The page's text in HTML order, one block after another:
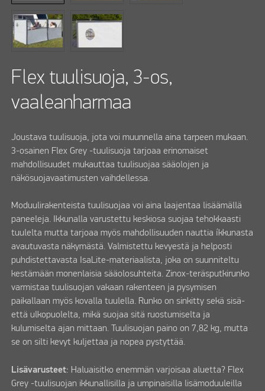
Flex tuulisuoja, 3-os,
vaaleanharmaa
Joustava tuulisuoja, jota voi muunnella aina tarpeen mukaan.
3-osainen Flex Grey -tuulisuoja tarjoaa erinomaiset
mahdollisuudet mukauttaa tuulisuojaa sääolojen ja
näkösuojavaatimusten vaihdellessa.
Moduulirakenteista tuulisuojaa voi aina laajentaa lisäämällä
paneeleja. Ikkunalla varustettu keskiosa suojaa tehokkaasti
tuulelta mutta tarjoaa myös mahdollisuuden nauttia íkkunasta
avautuvasta näkymästä. Valmistettu kevyestä ja helposti
puhdistettavasta IsaLite-materiaalista, joka on suunniteltu
kestämään monenlaisia sääolosuhteita. Zinox-teräsputkirunko
varmistaa tuulisuojan vakaan rakenteen ja pysymisen
paikallaan myös kovalla tuulella. Runko on sinkitty sekä sisä-
että ulkopuolelta, mikä suojaa sitä ruostumiselta ja
kulumiselta ajan mittaan. Tuulisuojan paino on 7,82 kg, mutta
se on silti kevyt kuljettaa ja nopea pystyttää.
Lisävarusteet: Haluaisitko enemmän varjoisaa aluetta? Flex
Grey -tuulisuojan ikkunallisilla ja umpinaisilla lisämoduuleilla